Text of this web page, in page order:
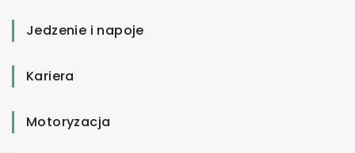
Jedzenie i napoje
Kariera
Motoryzacja